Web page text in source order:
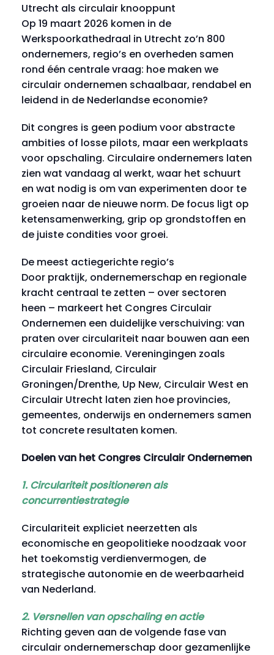
Utrecht als circulair knooppunt
Op 19 maart 2026 komen in de
Werkspoorkathedraal in Utrecht zo’n 800
ondernemers, regio’s en overheden samen
rond één centrale vraag: hoe maken we
circulair ondernemen schaalbaar, rendabel en
leidend in de Nederlandse economie?
Dit congres is geen podium voor abstracte
ambities of losse pilots, maar een werkplaats
voor opschaling. Circulaire ondernemers laten
zien wat vandaag al werkt, waar het schuurt
en wat nodig is om van experimenten door te
groeien naar de nieuwe norm. De focus ligt op
ketensamenwerking, grip op grondstoffen en
de juiste condities voor groei.
De meest actiegerichte regio’s
Door praktijk, ondernemerschap en regionale
kracht centraal te zetten – over sectoren
heen – markeert het Congres Circulair
Ondernemen een duidelijke verschuiving: van
praten over circulariteit naar bouwen aan een
circulaire economie. Vereningingen zoals
Circulair Friesland, Circulair
Groningen/Drenthe, Up New, Circulair West en
Circulair Utrecht laten zien hoe provincies,
gemeentes, onderwijs en ondernemers samen
tot concrete resultaten komen.
Doelen van het Congres Circulair Ondernemen
1. Circulariteit positioneren als
concurrentiestrategie
Circulariteit expliciet neerzetten als
economische en geopolitieke noodzaak voor
het toekomstig verdienvermogen, de
strategische autonomie en de weerbaarheid
van Nederland.
2. Versnellen van opschaling en actie
Richting geven aan de volgende fase van
circulair ondernemerschap door gezamenlijke